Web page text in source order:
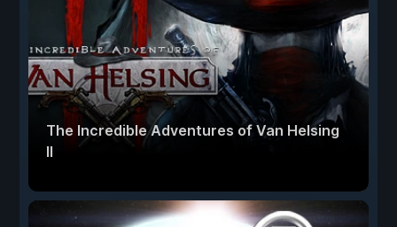
The Incredible Adventures of Van Helsing
II